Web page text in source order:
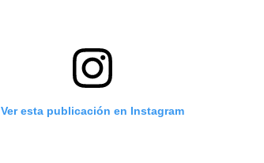
Ver esta publicación en Instagram